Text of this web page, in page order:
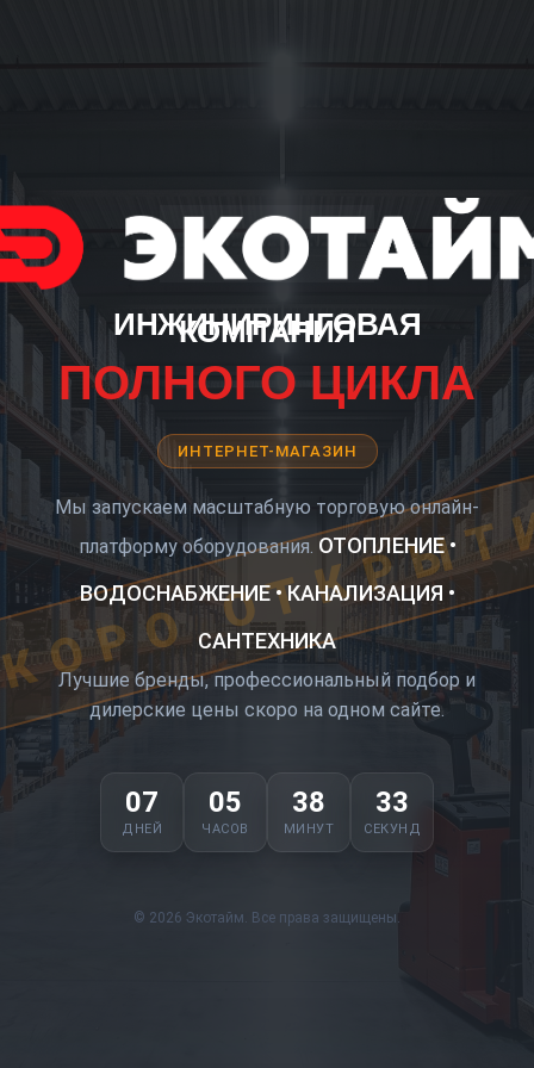
ИНЖИНИРИНГОВАЯ
КОМПАНИЯ
ПОЛНОГО ЦИКЛА
ИНТЕРНЕТ-МАГАЗИН
Мы запускаем масштабную торговую онлайн-
платформу оборудования. ОТОПЛЕНИЕ •
ВОДОСНАБЖЕНИЕ • КАНАЛИЗАЦИЯ •
САНТЕХНИКА
Лучшие бренды, профессиональный подбор и
дилерские цены скоро на одном сайте.
07
ДНЕЙ
05
ЧАСОВ
38
МИНУТ
33
СЕКУНД
© 2026 Экотайм. Все права защищены.